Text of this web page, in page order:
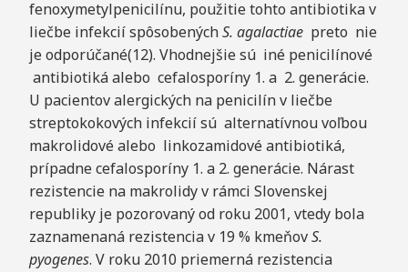
fenoxymetylpenicilínu, použitie tohto antibiotika v
liečbe infekcií spôsobenýchS. agalactiae preto nie
je odporúčané(12). Vhodnejšie sú iné penicilínové
antibiotiká alebo cefalosporíny 1. a 2. generácie.
U pacientov alergických na penicilín v liečbe
streptokokových infekcií sú alternatívnou voľbou
makrolidové alebo linkozamidové antibiotiká,
prípadne cefalosporíny 1. a 2. generácie. Nárast
rezistencie na makrolidy v rámci Slovenskej
republiky je pozorovaný od roku 2001, vtedy bola
zaznamenaná rezistencia v 19 % kmeňovS.
pyogenes. V roku 2010 priemerná rezistencia